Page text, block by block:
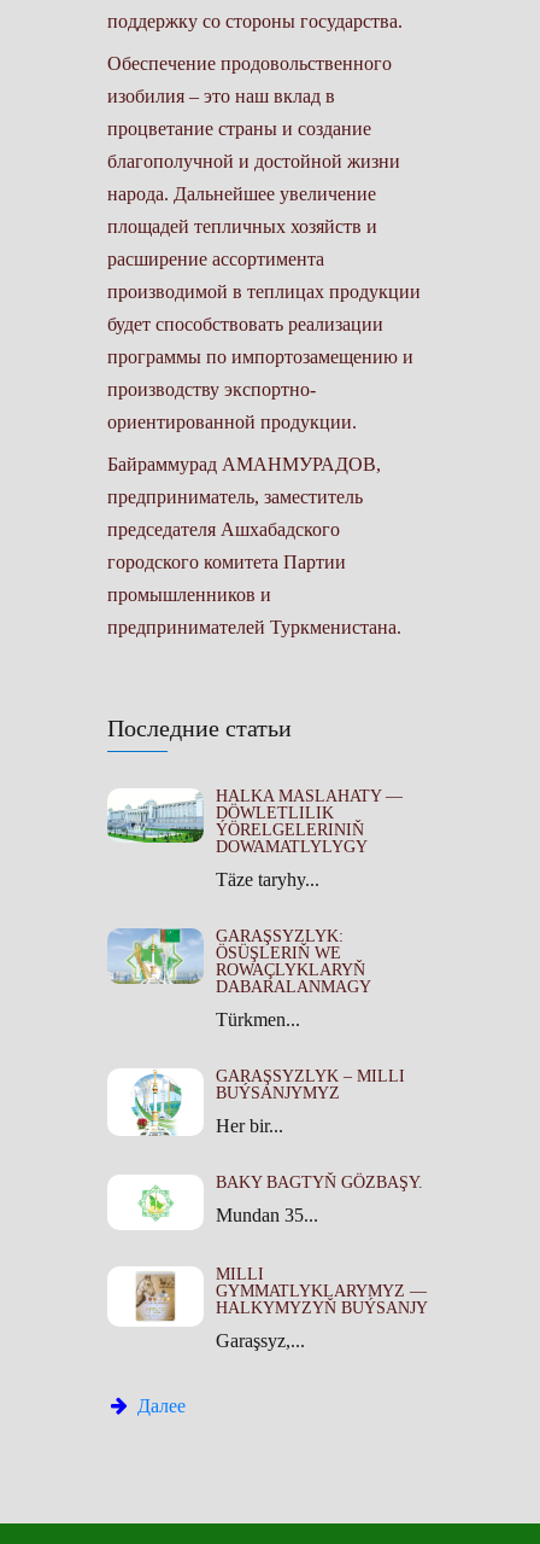
Последние статьи
HALKA MASLAHATY —
DÖWLETLILIK
ÝÖRELGELERINIŇ
DOWAMATLYLYGY
Täze taryhy...
GARAŞSYZLYK:
ÖSÜŞLERIŇ WE
ROWAÇLYKLARYŇ
DABARALANMAGY
Türkmen...
GARAŞSYZLYK – MILLI
BUÝSANJYMYZ
Her bir...
BAKY BAGTYŇ GÖZBAŞY.
Mundan 35...
MILLI
GYMMATLYKLARYMYZ —
HALKYMYZYŇ BUÝSANJY
Garaşsyz,...
Далее
поддержку со стороны государства.
Обеспечение продовольственного
изобилия – это наш вклад в
процветание страны и создание
благополучной и достойной жизни
народа. Дальнейшее увеличение
площадей тепличных хозяйств и
расширение ассортимента
производимой в теплицах продукции
будет способствовать реализации
программы по импортозамещению и
производству экспортно-
ориентированной продукции.
Байраммурад АМАНМУРАДОВ,
предприниматель, заместитель
председателя Ашхабадского
городского комитета Партии
промышленников и
предпринимателей Туркменистана.